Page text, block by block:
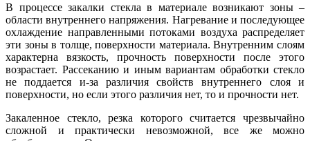
В процессе закалки стекла в материале возникают зоны –
области внутреннего напряжения. Нагревание и последующее
охлаждение направленными потоками воздуха распределяет
эти зоны в толще, поверхности материала. Внутренним слоям
характерна вязкость, прочность поверхности после этого
возрастает. Рассеканию и иным вариантам обработки стекло
не поддается и-за различия свойств внутреннего слоя и
поверхности, но если этого различия нет, то и прочности нет.
Закаленное стекло, резка которого считается чрезвычайно
сложной и практически невозможной, все же можно